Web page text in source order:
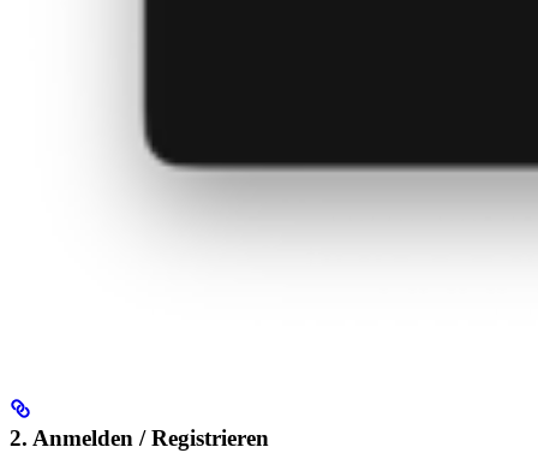
2. Anmelden / Registrieren